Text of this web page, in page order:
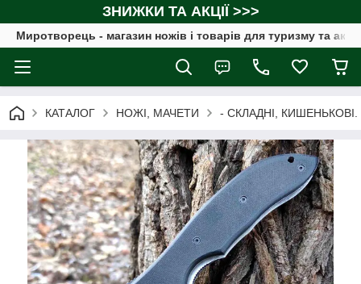
ЗНИЖКИ ТА АКЦІЇ >>>
Миротворець - магазин ножів і товарів для туризму та
КАТАЛОГ НОЖІ, МАЧЕТИ - СКЛАДНІ, КИШЕНЬКОВІ.